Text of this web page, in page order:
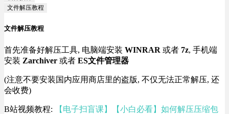
文件解压教程
文件解压教程
首先准备好解压工具, 电脑端安装 WINRAR 或者 7z, 手机端
安装 Zarchiver 或者 ES文件管理器
(注意不要安装国内应用商店里的盗版, 不仅无法正常解压, 还
会收费)
B站视频教程: 【电子扫盲课】【小白必看】如何解压压缩包